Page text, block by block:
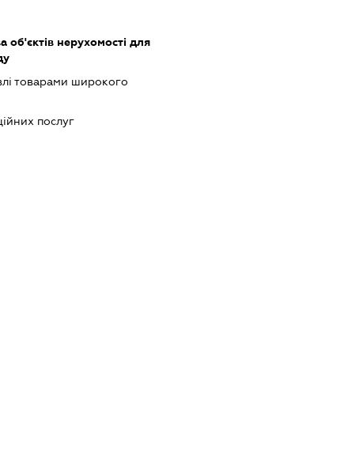
об'єктів нерухомості для
товарами широкого
послуг